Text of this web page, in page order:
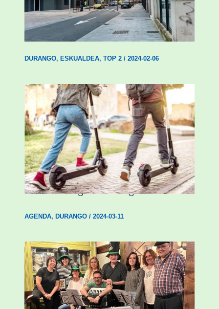
Udal etxebizitza tasatuei buruzko lehen
ordenantza izango du Durangok
DURANGO, ESKUALDEA, TOP 2/ 2024-02-06
Ostegun honetan “Oinezko
Nagusientzako Bide Segurtasuna”
hitzaldia izango da Durangon
AGENDA, DURANGO/ 2024-03-11